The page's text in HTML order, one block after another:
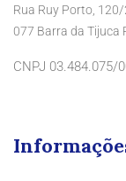
Rua Ruy Porto,
077 Barra da Tijuca
CNPJ 03.484.075/